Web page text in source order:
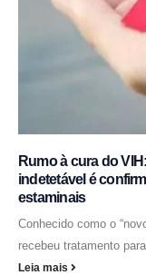
Rumo à cura do
indetetável é
estaminais
Conhecido como o
recebeu tratamento
Leia mais